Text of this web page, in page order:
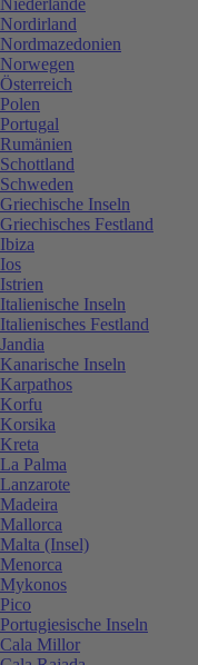
Nordirland
Nordmazedonien
Norwegen
Österreich
Polen
Portugal
Rumänien
Schottland
Schweden
Griechische Inseln
Griechisches Festland
Ibiza
Ios
Istrien
Italienische Inseln
Italienisches Festland
Jandia
Kanarische Inseln
Karpathos
Korfu
Korsika
Kreta
La Palma
Lanzarote
Madeira
Mallorca
Malta (Insel)
Menorca
Mykonos
Pico
Portugiesische Inseln
Cala Millor